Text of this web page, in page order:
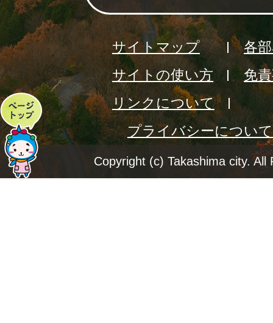
ペ
ー
ジ
サイトマップ
各
サイトの使い方
免
リンクについて
プライバシーについて
Copyright (c) Takashima city. All